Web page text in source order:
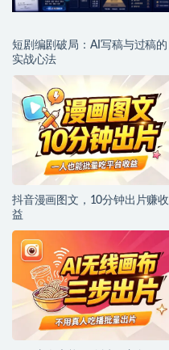
短剧编剧破局：AI写稿与过稿的
实战心法
抖音漫画图文，10分钟出片赚收
益